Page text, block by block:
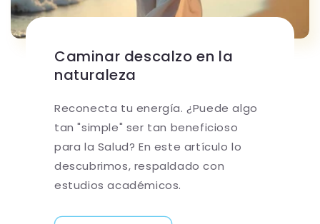
Caminar descalzo en la
naturaleza
Reconecta tu energía. ¿Puede algo
tan "simple" ser tan beneficioso
para la Salud? En este artículo lo
descubrimos, respaldado con
estudios académicos.